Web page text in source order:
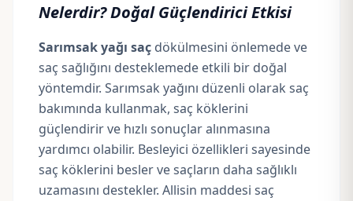
Nelerdir? Doğal Güçlendirici Etkisi
Sarımsak yağı saç dökülmesini önlemede ve
saç sağlığını desteklemede etkili bir doğal
yöntemdir. Sarımsak yağını düzenli olarak saç
bakımında kullanmak, saç köklerini
güçlendirir ve hızlı sonuçlar alınmasına
yardımcı olabilir. Besleyici özellikleri sayesinde
saç köklerini besler ve saçların daha sağlıklı
uzamasını destekler. Allisin maddesi saç